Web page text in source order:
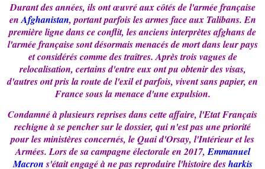
Durant des années, ils ont œuvré aux côtés de l'armée française
enAfghanistan, portant parfois les armes face aux Talibans. En
première ligne dans ce conflit, les anciens interprètes afghans de
l'armée française sont désormais menacés de mort dans leur pays
et considérés comme des traîtres. Après trois vagues de
relocalisation, certains d'entre eux ont pu obtenir des visas,
d'autres ont pris la route de l'exil et parfois, vivent sans papier, en
France sous la menace d'une expulsion.
Condamné à plusieurs reprises dans cette affaire, l'Etat Français
rechigne à se pencher sur le dossier, qui n'est pas une priorité
pour les ministères concernés, le Quai d'Orsay, l'Intérieur et les
Armées. Lors de sa campagne électorale en 2017, Emmanuel
Macrons'était engagé à ne pas reproduire l'histoire des harkis